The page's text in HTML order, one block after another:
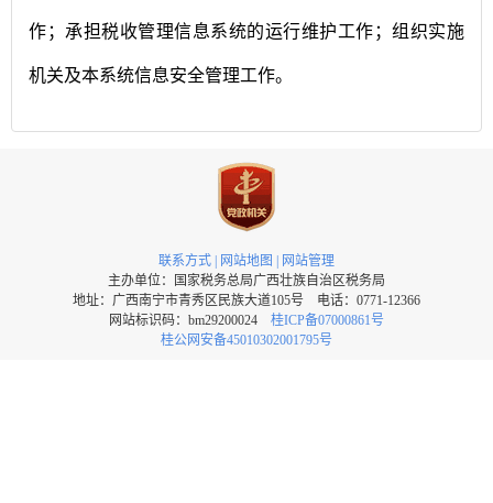
作；承担税收管理信息系统的运行维护工作；组织实施
机关及本系统信息安全管理工作。
联系方式 | 网站地图 | 网站管理
主办单位：国家税务总局广西壮族自治区税务局
地址：广西南宁市青秀区民族大道105号 电话：0771-12366
网站标识码：bm29200024 桂ICP备07000861号
桂公网安备45010302001795号